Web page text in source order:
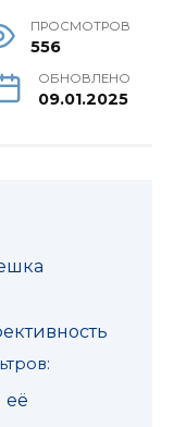
ПРОСМОТРОВ
556
ОБНОВЛЕНО
09.01.2025
её